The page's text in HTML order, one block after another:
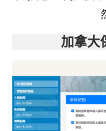
加拿大